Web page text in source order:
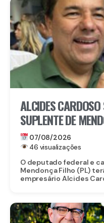
ALCIDES
SUPLENTE DE
DISPUTA PELO
07/08/2026
46 visualizações
O deputado federal e
Mendonça Filho (PL)
empresário Alcides